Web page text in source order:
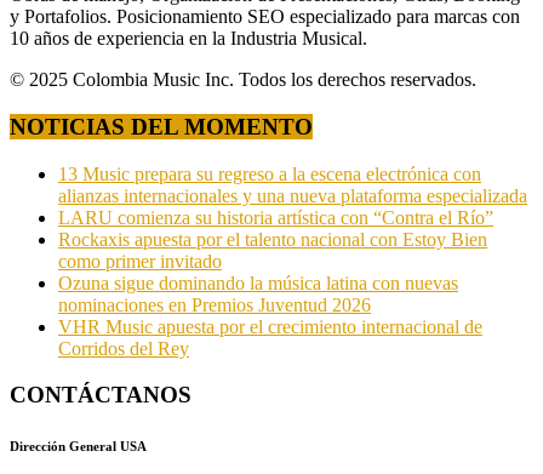
y Portafolios. Posicionamiento SEO especializado para marcas con
10 años de experiencia en la Industria Musical.
© 2025 Colombia Music Inc. Todos los derechos reservados.
NOTICIAS DEL MOMENTO
13 Music prepara su regreso a la escena electrónica con
alianzas internacionales y una nueva plataforma especializada
LARU comienza su historia artística con “Contra el Río”
Rockaxis apuesta por el talento nacional con Estoy Bien
como primer invitado
Ozuna sigue dominando la música latina con nuevas
nominaciones en Premios Juventud 2026
VHR Music apuesta por el crecimiento internacional de
Corridos del Rey
CONTÁCTANOS
Dirección General USA